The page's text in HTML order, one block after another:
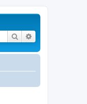
Search